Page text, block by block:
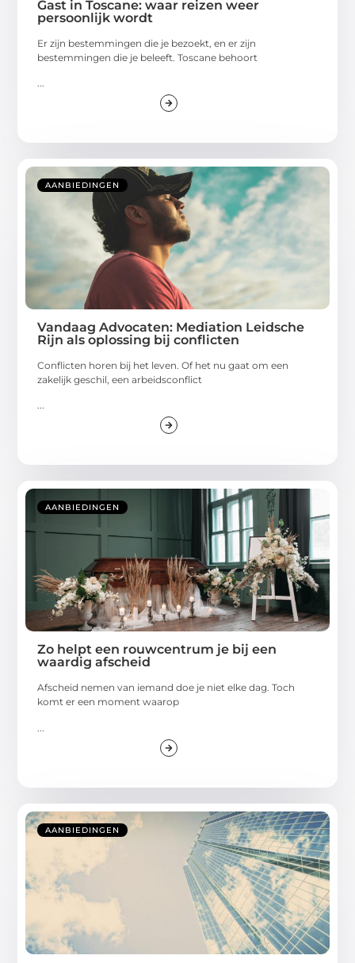
Gast in Toscane: waar reizen weer
persoonlijk wordt
Er zijn bestemmingen die je bezoekt, en er zijn
bestemmingen die je beleeft. Toscane behoort
...
AANBIEDINGEN
Vandaag Advocaten: Mediation Leidsche
Rijn als oplossing bij conflicten
Conflicten horen bij het leven. Of het nu gaat om een
zakelijk geschil, een arbeidsconflict
...
AANBIEDINGEN
Zo helpt een rouwcentrum je bij een
waardig afscheid
Afscheid nemen van iemand doe je niet elke dag. Toch
komt er een moment waarop
AANBIEDINGEN